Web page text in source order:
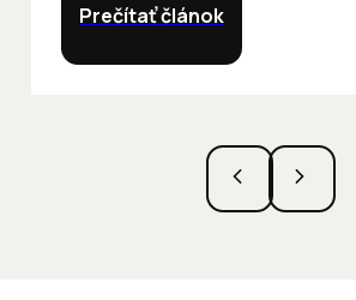
Prečítať článok